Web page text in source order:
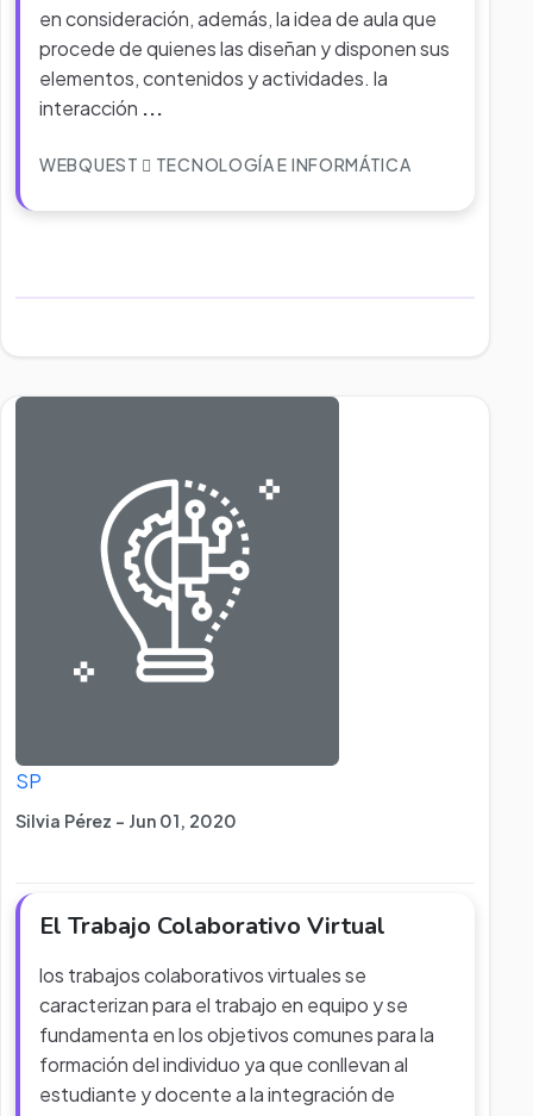
en consideración, además, la idea de aula que
procede de quienes las diseñan y disponen sus
elementos, contenidos y actividades. la
interacción ...
WEBQUEST TECNOLOGÍA E INFORMÁTICA
SP
Silvia Pérez - Jun 01, 2020
El Trabajo Colaborativo Virtual
los trabajos colaborativos virtuales se
caracterizan para el trabajo en equipo y se
fundamenta en los objetivos comunes para la
formación del individuo ya que conllevan al
estudiante y docente a la integración de